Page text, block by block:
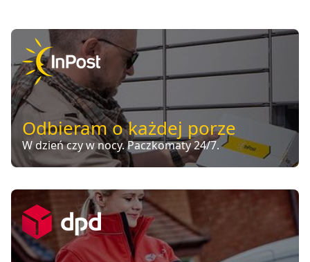
Odbieram o każdej porze
W dzień czy w nocy. Paczkomaty 24/7.